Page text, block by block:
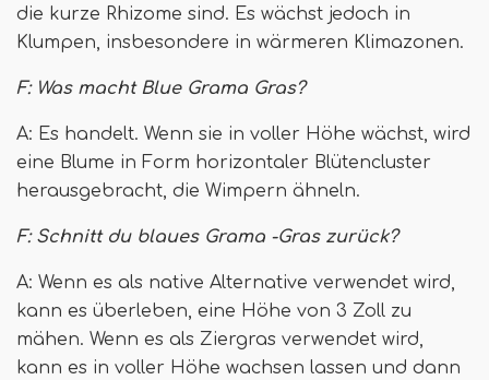
die kurze Rhizome sind. Es wächst jedoch in
Klumpen, insbesondere in wärmeren Klimazonen.
F: Was macht Blue Grama Gras?
A: Es handelt. Wenn sie in voller Höhe wächst, wird
eine Blume in Form horizontaler Blütencluster
herausgebracht, die Wimpern ähneln.
F: Schnitt du blaues Grama -Gras zurück?
A: Wenn es als native Alternative verwendet wird,
kann es überleben, eine Höhe von 3 Zoll zu
mähen. Wenn es als Ziergras verwendet wird,
kann es in voller Höhe wachsen lassen und dann